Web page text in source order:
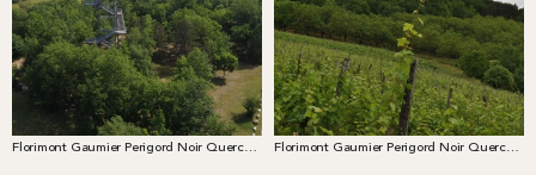
Florimont Gaumier Perigord Noir Quercy Chai et tour de Moncalou 5 Florimont Gaumier Perigord Noir Quercy Nature Paysages 3